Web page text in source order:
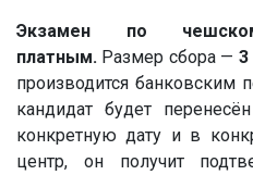
Экзамен по
платным. Размер сбора — 3
производится банковским
кандидат будет
конкретную дату и в
центр, он получит